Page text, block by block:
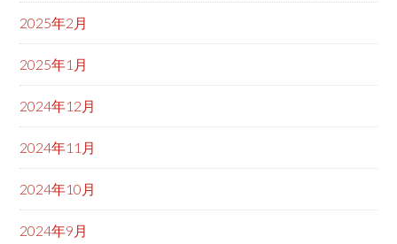
2025年2月
2025年1月
2024年12月
2024年11月
2024年10月
2024年9月